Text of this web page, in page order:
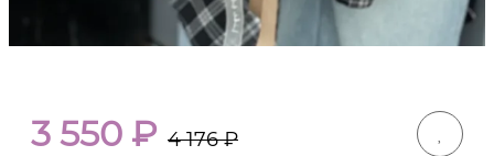
3 550 ₽ 4 176₽